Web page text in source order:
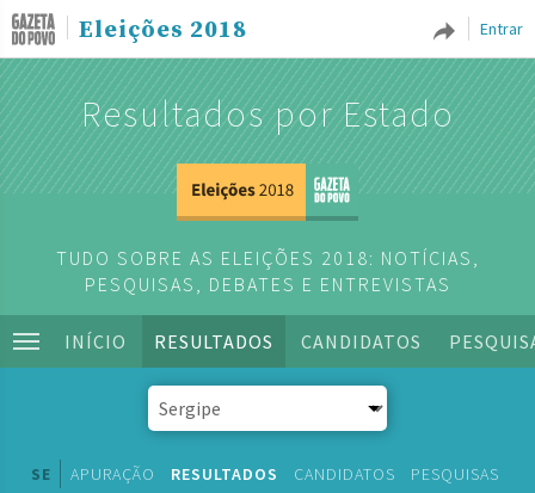
Entrar
Eleições 2018
Resultados por Estado
TUDO SOBRE AS ELEIÇÕES 2018: NOTÍCIAS,
PESQUISAS, DEBATES E ENTREVISTAS
INÍCIO RESULTADOS CANDIDATOS
SE APURAÇÃO RESULTADOS CANDIDATOS PESQUISAS